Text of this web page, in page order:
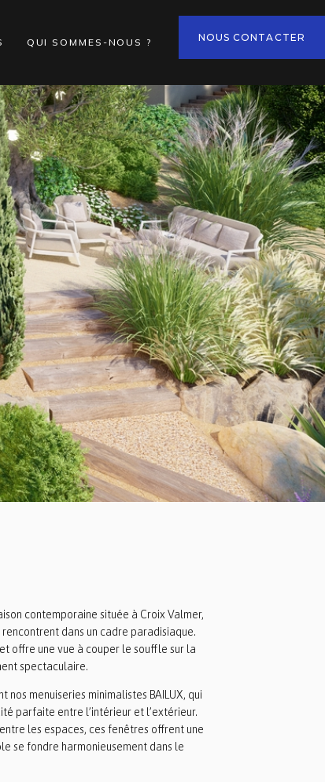
QUI SOMMES-NOUS ? NOUS CONTACTER
contemporaine située à Croix Valmer,
dans un cadre paradisiaque.
offre une vue à couper le souffle sur la
spectaculaire.
menuiseries minimalistes BAILUX, qui
parfaite entre l’intérieur et l’extérieur.
les espaces, ces fenêtres offrent une
se fondre harmonieusement dans le